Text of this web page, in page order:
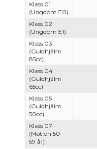
Klass 01
(Ungdom E0)
Klass 02
(Ungdom E1)
Klass 03
(Guldhjälm
85cc)
Klass 04
(Guldhjälm
65cc)
Klass 05
(Guldhjälm
50cc)
Klass 07
(Motion 50-
59 år)